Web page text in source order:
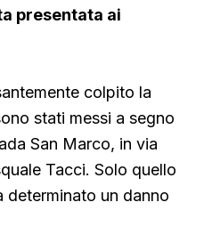
presentata ai
colpito la
stati messi a segno
San Marco, in via
Tacci. Solo quello
determinato un danno